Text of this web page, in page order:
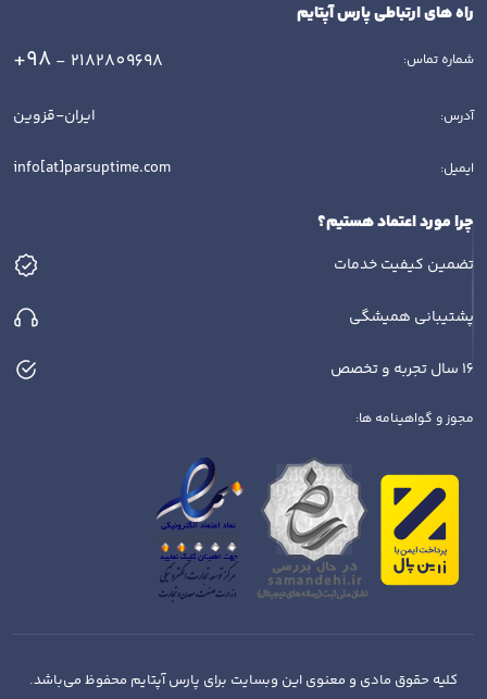
راه های ارتباطی پارس آپتایم
شماره تماس: +98 - 2182809698
آدرس: ایران-قزوین
ایمیل: info[at]parsuptime.com
چرا مورد اعتماد هستیم؟
تضمین کیفیت خدمات
پشتیبانی همیشگی
16 سال تجربه و تخصص
مجوز و گواهینامه ها:
کلیه حقوق مادی و معنوی این وبسایت برای پارس آپتایم محفوظ می‌باشد.